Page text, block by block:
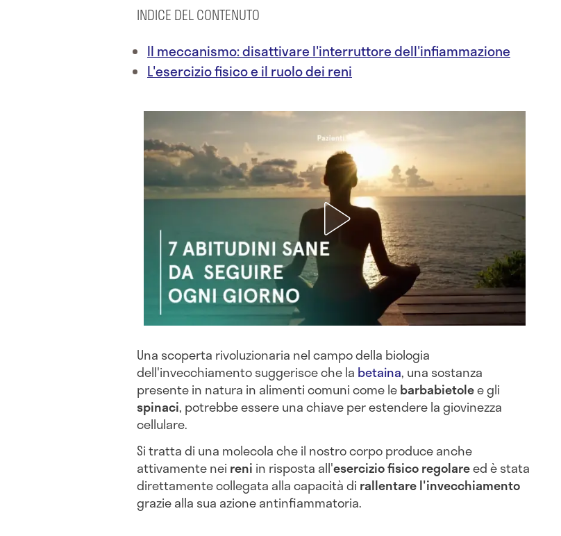
INDICE DEL CONTENUTO
Il meccanismo: disattivare l'interruttore dell'infiammazione
L'esercizio fisico e il ruolo dei reni
Una scoperta rivoluzionaria nel campo della biologia
dell'invecchiamento suggerisce che la betaina, una sostanza
presente in natura in alimenti comuni come lebarbabietolee gli
spinaci, potrebbe essere una chiave per estendere la giovinezza
cellulare.
Si tratta di una molecola che il nostro corpo produce anche
attivamente nei reni in risposta all'esercizio fisico regolareed è stata
direttamente collegata alla capacità di rallentare l'invecchiamento
grazie alla sua azione antinfiammatoria.